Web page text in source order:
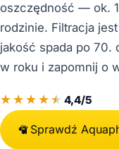
oszczędność — ok.
rodzinie. Filtracja
jakość spada po 70.
w roku i zapomnij o
4,4/5
Sprawdź